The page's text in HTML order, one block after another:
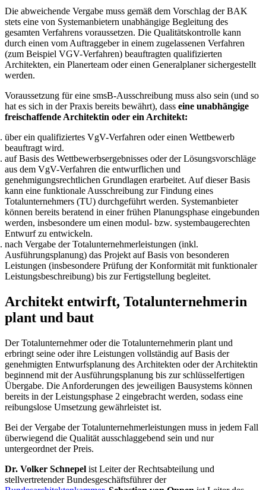
Die abweichende Vergabe muss gemäß dem Vorschlag der BAK
stets eine von Systemanbietern unabhängige Begleitung des
gesamten Verfahrens voraussetzen. Die Qualitätskontrolle kann
durch einen vom Auftraggeber in einem zugelassenen Verfahren
(zum Beispiel VGV-Verfahren) beauftragten qualifizierten
Architekten, ein Planerteam oder einen Generalplaner sichergestellt
werden.
Voraussetzung für eine smsB-Ausschreibung muss also sein (und so
hat es sich in der Praxis bereits bewährt), dass eine unabhängige
freischaffende Architektin oder ein Architekt:
über ein qualifiziertes VgV-Verfahren oder einen Wettbewerb
beauftragt wird.
auf Basis des Wettbewerbsergebnisses oder der Lösungsvorschläge
aus dem VgV-Verfahren die entwurflichen und
genehmigungsrechtlichen Grundlagen erarbeitet. Auf dieser Basis
kann eine funktionale Ausschreibung zur Findung eines
Totalunternehmers (TU) durchgeführt werden. Systemanbieter
können bereits beratend in einer frühen Planungsphase eingebunden
werden, insbesondere um einen modul- bzw. systembaugerechten
Entwurf zu entwickeln.
nach Vergabe der Totalunternehmerleistungen (inkl.
Ausführungsplanung) das Projekt auf Basis von besonderen
Leistungen (insbesondere Prüfung der Konformität mit funktionaler
Leistungsbeschreibung) bis zur Fertigstellung begleitet.
Architekt entwirft, Totalunternehmerin
plant und baut
Der Totalunternehmer oder die Totalunternehmerin plant und
erbringt seine oder ihre Leistungen vollständig auf Basis der
genehmigten Entwurfsplanung des Architekten oder der Architektin
beginnend mit der Ausführungsplanung bis zur schlüsselfertigen
Übergabe. Die Anforderungen des jeweiligen Bausystems können
bereits in der Leistungsphase 2 eingebracht werden, sodass eine
reibungslose Umsetzung gewährleistet ist.
Bei der Vergabe der Totalunternehmerleistungen muss in jedem Fall
überwiegend die Qualität ausschlaggebend sein und nur
untergeordnet der Preis.
Dr. Volker Schnepel ist Leiter der Rechtsabteilung und
stellvertretender Bundesgeschäftsführer der